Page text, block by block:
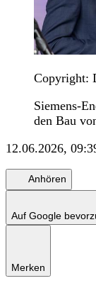
Copyright:
Siemens-
den Bau
12.06.2026,
Anhören
Auf Google
Merken